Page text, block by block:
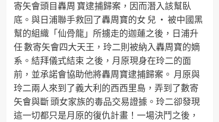
寄矢會頭目轟周 寶逮捕歸案，因而潛入該幫臥
底。與日浦聯手救回了轟周寶的女 兒 ‧ 被中國黑
幫的組織「仙骨龍」所擄走的迦蓮之後，日浦升
任 數寄矢會四大天王，玲二則被納入轟周寶的嫡
系。結拜儀式結束 之後，月原現身在玲二的面
前，並承諾會協助他將轟周寶逮捕歸案。 月原與
玲二兩人來到了義大利的西西里島，弄到了數寄
矢會與斷 頭女家族的毒品交易證據。玲二卻發現
這一切都只是月原的復仇計畫！一場決鬥之後，